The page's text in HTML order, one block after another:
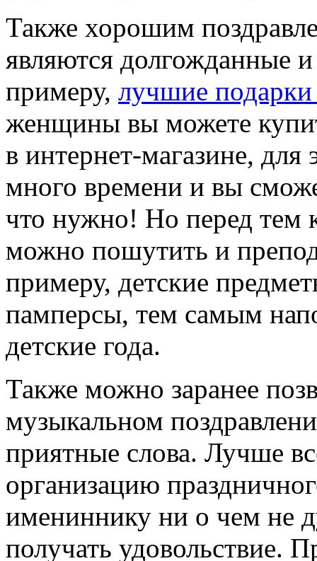
Также хорошим
являются долгожданные
примеру, лучшие
женщины вы можете
в интернет-магазине, для
много времени и вы
что нужно! Но перед тем
можно пошутить и
примеру, детские
памперсы, тем самым
детские года.
Также можно заранее
музыкальном
приятные слова. Лучше
организацию
имениннику ни о чем не
получать удовольствие.